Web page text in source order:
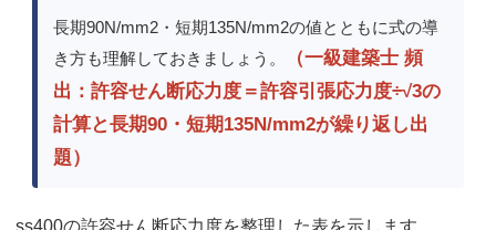
長期90N/mm2・短期135N/mm2の値とともに式の導
き方も理解しておきましょう。
（一級建築士 頻
出：許容せん断応力度＝許容引張応力度÷√3の
計算と長期90・短期135N/mm2が繰り返し出
題）
ss400の許容せん断応力度を整理した表を示します。